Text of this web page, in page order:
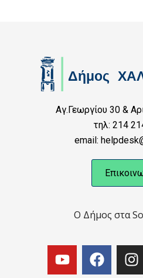
Αγ.Γεωργίου 30 &
τηλ: 214
email:
Ο Δήμος στα